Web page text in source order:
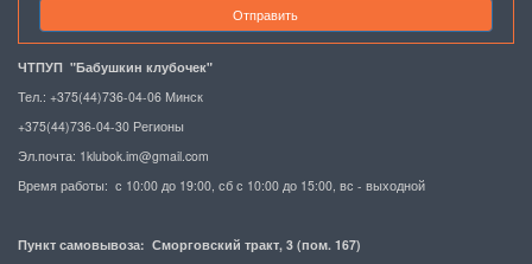
Отправить
ЧТПУП "Бабушкин клубочек"
Тел.: +375(44)736-04-06 Минск
+375(44)736-04-30 Регионы
Эл.почта: 1klubok.im@gmail.com
Время работы: с 10:00 до 19:00, сб с 10:00 до 15:00, вс - выходной
Пункт самовывоза: Сморговский тракт, 3 (пом. 167)